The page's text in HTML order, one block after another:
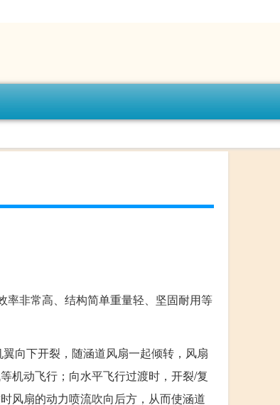
率非常高、结构简单重量轻、坚固耐用等
向下开裂，随涵道风扇一起倾转，风扇
机动飞行；向水平飞行过渡时，开裂/复
风扇的动力喷流吹向后方，从而使涵道